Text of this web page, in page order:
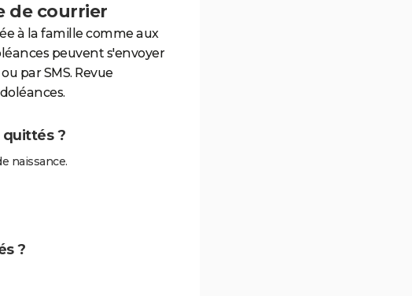
de courrier
à la famille comme aux
peuvent s'envoyer
par SMS. Revue
quittés ?
naissance.
?